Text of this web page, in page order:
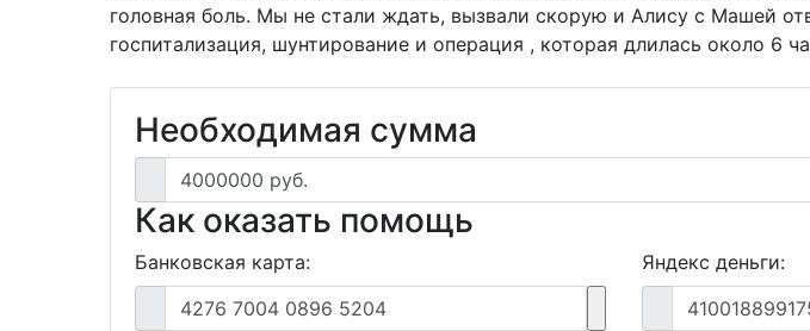
головная боль. Мы не стали ждать, вызвали скорую и Алису с Машей
госпитализация, шунтирование и операция , которая длилась около 6
Необходимая сумма
4000000 руб.
Как оказать помощь
Банковская карта:
4276 7004 0896 5204
Яндекс деньги: